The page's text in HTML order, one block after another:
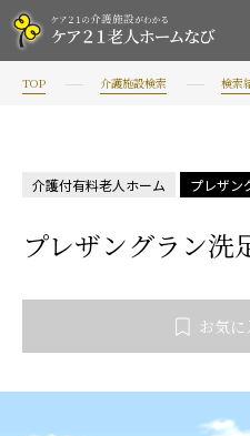
TOPページ
資料請求
見学予約
有料老人ホーム
有料老人ホームTOP
プレザンリュクス
グループホーム
TOP 介護施設検索 検索
介護付有料老人ホーム プレザン
プレザングラン洗
お気